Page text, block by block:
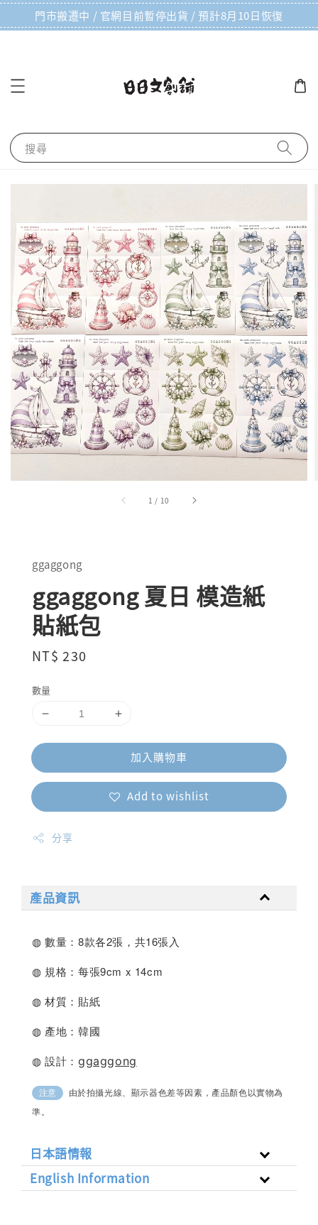
門市搬遷中 / 官網目前暫停出貨 / 預計8月10日恢復
搜尋
1 / 10
ggaggong
ggaggong 夏日 模造紙
貼紙包
Regular
NT$ 230
數量
加入購物車
Add to wishlist
分享
產品資訊
◍ 數量：8款各2張，共16張入
◍ 規格：每張9cm x 14cm
◍ 材質：貼紙
◍ 產地：韓國
◍ 設計： ggaggong
注意
由於拍攝光線、顯示器色差等因素，產品顏色以實物為
準。
日本語情報
English Information